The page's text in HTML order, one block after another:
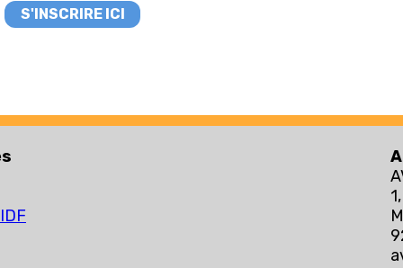
S'INSCRIRE ICI